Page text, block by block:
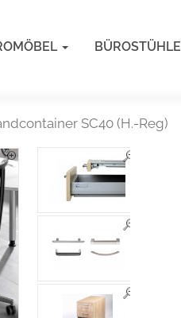
BÜROSTÜHLE
SC40 (H.-Reg)